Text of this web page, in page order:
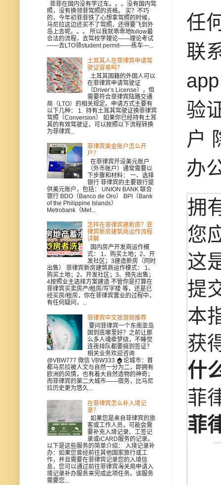
任
联
验
户
办
拥
您
这
提
本
获
什
菲
菲
菲菲在国内没有学过车。。。没有国内驾
照，没有换领菲驾照的资格。 买？不巧
的，今年初菲菲铁了心想拿驾照的时候，
马尼拉这边还买不了驾照，还得要飞到外
岛上去呢。。。 所以我就乖乖地follow最
合法的流程，去驾校学理论——理论考试
——去LTO领student permit——练车—...
土耳其人在菲律宾申请驾
驶证容易吗？
土耳其国籍的外国人可以
在菲律宾申请驾驶证
（Driver’s License），但
需要符合菲律宾陆路交通
局（LTO）的相关规定。申请方式主要有
以下几种： 1. 持有土耳其驾驶证换菲律宾
驾照（Conversion） 如果你已经持有土耳
其的有效驾驶证，可以按照以下流程转换
为菲律宾...
菲律宾美金账户怎么开
户？
在菲律宾开设美元账户
（外币账户）通常需要以
下步骤和材料： 一、选择
银行 菲律宾的主要银行提
供美元账户，包括： UNION BANK 联合
银行 BDO（Banco de Oro） BPI（Bank
of the Philippine Islands）
Metrobank（Met...
怎样在菲律宾建新房？菲
律宾新房建筑商运作流程
详解
国内房产开发商运作模
式： 1、购买土地；2、开
发社区；3建造新房（同时
出售） 菲律宾新房建筑商运作模式： 1、
购买土地；2、开发社区；3、预先出售；
4按照业主选择方案建造 不管你是打算在
菲律宾买卖房产/租房/写字楼 等，还是已
经买房/租房，你在菲律宾置业的过程中，
有任何疑问，...
菲律宾中文旅游局推荐
要问菲律宾一个东南亚岛
国到底哪里好？之前让那
么多人魂牵梦绕，不睡觉
连夜排队都要搞到签证？
相关业务欢迎咨询
@VBW777 微信 VBW333 🏠论城市：首
都马尼拉被人文与自然一分为二，即拥有
欧洲的风情，也有着大自然造物的神奇；
而菲律宾的第二大城市——宿务，比马尼
拉历史更为悠久...
在菲律宾怎么补入境记
录？
如果您是来自菲律宾的旅
客或工作人员，可能会需
要补充入境记录、工签记
录或iCARD服务的记录。
以下是这些服务的简单介绍： 入境记录补
办：如果您曾经前往其他国家旅行或工
作，并且需要在菲律宾记录您的入境信
息，您可以通过前往菲律宾海关局申请入
境记录补办服务来完成此项任务。该服务
需要您...